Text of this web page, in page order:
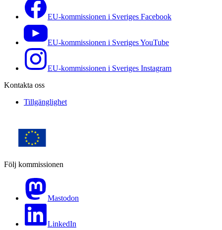
EU-kommissionen i Sveriges Facebook
EU-kommissionen i Sveriges YouTube
EU-kommissionen i Sveriges Instagram
Kontakta oss
Tillgänglighet
Följ kommissionen
Mastodon
LinkedIn